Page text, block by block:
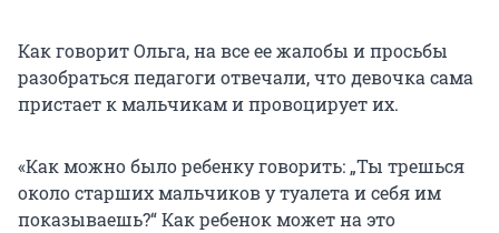
Как говорит Ольга, на все ее жалобы и просьбы
разобраться педагоги отвечали, что девочка сама
пристает к мальчикам и провоцирует их.
«Как можно было ребенку говорить: „Ты трешься
около старших мальчиков у туалета и себя им
показываешь?“ Как ребенок может на это